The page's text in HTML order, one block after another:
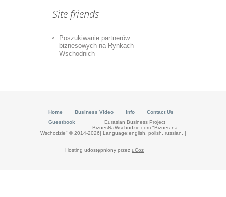
Site friends
Poszukiwanie partnerów
biznesowych na Rynkach
Wschodnich
Home Business Video Info
Contact Us
Guestbook
Eurasian Business Project
BiznesNaWschodzie.com "Biznes na
Wschodzie" © 2014-2026| Language:english, polish, russian.
|
Hosting udostępniony przez uCoz